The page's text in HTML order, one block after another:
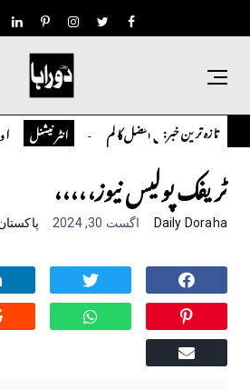
تازہ ترین خبر:
چوہدری افضل کالم انٹر نیشنل
ٹریفک پولیس نیوز،،،،،
Daily Doraha اگست 30, 2024